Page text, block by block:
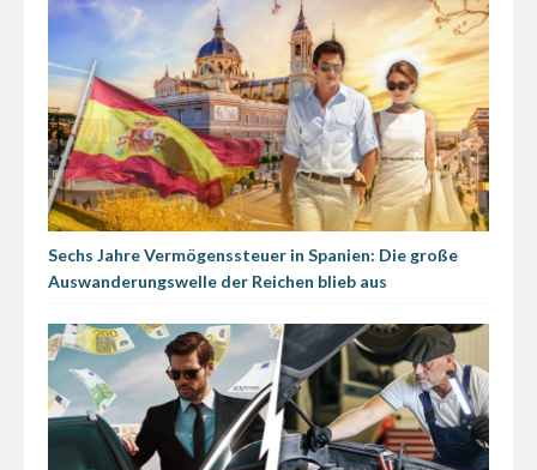
Sechs Jahre Vermögenssteuer in Spanien: Die große
Auswanderungswelle der Reichen blieb aus